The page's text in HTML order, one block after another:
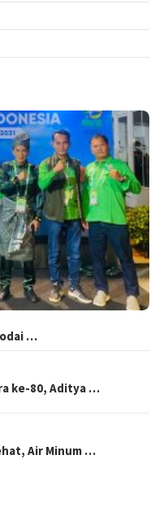
…
ke-80, Aditya …
Air Minum …